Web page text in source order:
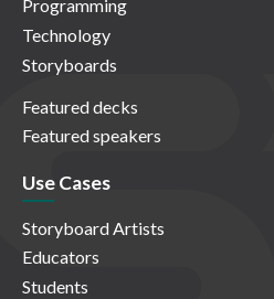
Programming
Technology
Storyboards
Featured decks
Featured speakers
Use Cases
Storyboard Artists
Educators
Students